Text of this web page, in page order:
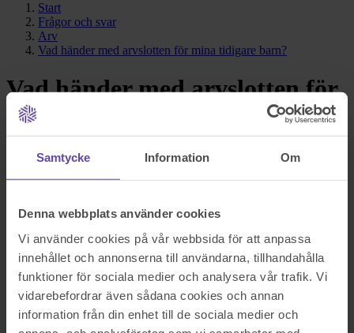
Samtycke Information Om
Denna webbplats använder cookies
Vi använder cookies på vår webbsida för att anpassa
innehållet och annonserna till användarna, tillhandahålla
funktioner för sociala medier och analysera vår trafik. Vi
vidarebefordrar även sådana cookies och annan
information från din enhet till de sociala medier och
Start
Frågor och svar
Arv
Vad händer med arvslotten för mina tidigare barn?
Vad händer med arvslotten för
mina tidigare barn?
Svar i korthet
direkt när deras förälder avlider. De kan dock välja att avstå från
arvet tills vidare och i stället få det som efterarv när den efterlevande
maken eller makan senare går bort.